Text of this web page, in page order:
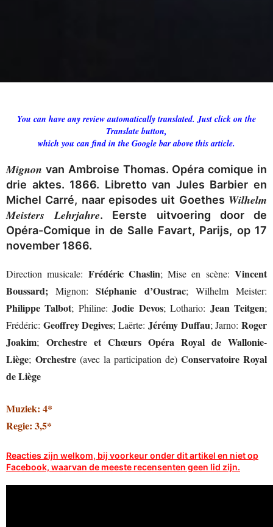
You can have any review automatically translated. Just click on the
Translate button,
which you can find in the Google bar above this article.
Mignon van Ambroise Thomas. Opéra comique in
drie aktes. 1866. Libretto van Jules Barbier en
Michel Carré, naar episodes uit Goethes Wilhelm
Meisters Lehrjahre. Eerste uitvoering door de
Opéra-Comique in de Salle Favart, Parijs, op 17
november 1866.
Direction musicale: Frédéric Chaslin; Mise en scène:Vincent
Boussard;Mignon:Stéphanie d’Oustrac; Wilhelm Meister:
Philippe Talbot; Philine:Jodie Devos; Lothario: Jean Teitgen;
Frédéric: Geoffrey Degives; Laërte: Jérémy Duffau; Jarno:Roger
Joakim; Orchestre et Chœurs Opéra Royal de Wallonie-
Liège; Orchestre (avec la participation de) Conservatoire Royal
de Liège
Muziek: 4*
Regie: 3,5*
Reacties zijn welkom, bij voorkeur onder dit artikel en niet op
Facebook, waarvan de meeste recensenten geen lid zijn.